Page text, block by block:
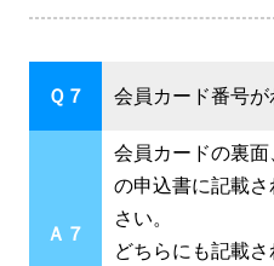
Ｑ７ 会員カード番号が
Ａ７
会員カードの裏
の申込書に記載
さい。
どちらにも記載